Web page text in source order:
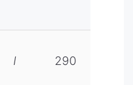
l 290